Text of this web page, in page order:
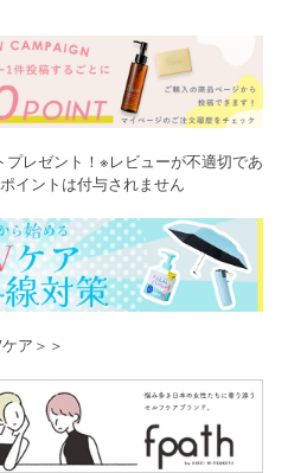
レゼント！※レビューが不適切であ
イントは付与されません
ア＞＞